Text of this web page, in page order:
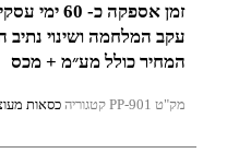
זמן אספקה כ- 60 ימי עסקים
עקב המלחמה ושינוי נתיב
המחיר כולל מע״מ + מכס
מק"טPP-901 קטגוריה כסאות